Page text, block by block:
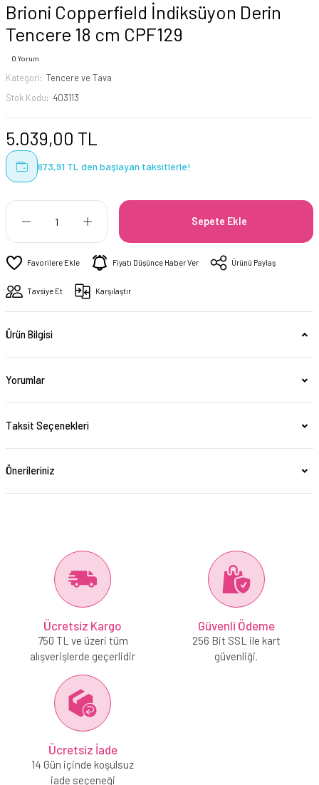
Brioni Copperfield İndiksüyon Derin
Tencere 18 cm CPF129
0 Yorum
Kategori
Tencere ve Tava
Stok Kodu
403113
5.039,00 TL
673,91 TL den başlayan taksitlerle!
Sepete Ekle
Fiyatı Düşünce Haber Ver Ürünü Paylaş
Tavsiye Et Karşılaştır
Ürün Bilgisi
Yorumlar
Taksit Seçenekleri
Önerileriniz
Ücretsiz Kargo
750 TL ve üzeri tüm
alışverişlerde geçerlidir
Güvenli Ödeme
256 Bit SSL ile kart
güvenliği.
Ücretsiz İade
14 Gün içinde koşulsuz
iade seçeneği